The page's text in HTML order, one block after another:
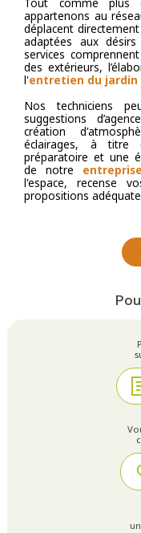
appartenons au
déplacent
adaptées aux
services
des extérieurs,
l'entretien du jardin
Nos techniciens
suggestions
création
éclairages, à titre
préparatoire et une
de notre
l'espace, recense
propositions